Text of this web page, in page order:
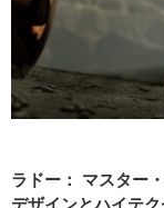
ラドー： マスター
デザインとハイテ